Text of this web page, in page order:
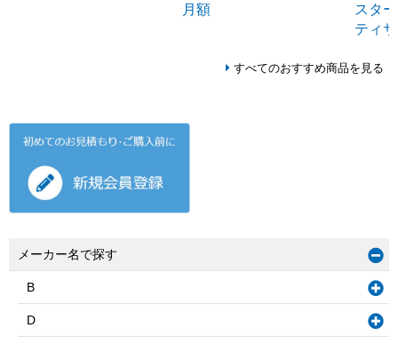
月額
スタ
ティ
すべてのおすすめ商品を見る
メーカー名で探す
B
D